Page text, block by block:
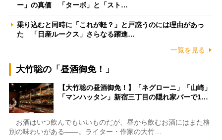
ー」の真価 「ターボ」と「スト…
乗り込むと同時に「これが軽？」と戸惑うのには理由があっ
た 「日産ルークス」さらなる躍進…
一覧を見る
大竹聡の「昼酒御免！」
【大竹聡の昼酒御免！】「ネグローニ」「山崎」
「マンハッタン」新宿三丁目の隠れ家バーで1…
お酒はいつ飲んでもいいものだが、昼から飲むお酒にはまた格
別の味わいがある――。ライター・作家の大竹…